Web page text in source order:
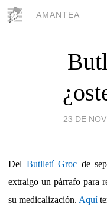
AMANTEA
23 DE
Del Butlletí Groc de
extraigo un párrafo para
su medicalización. Aquí